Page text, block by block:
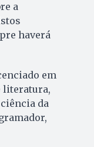
a
haverá
em
literatura,
da